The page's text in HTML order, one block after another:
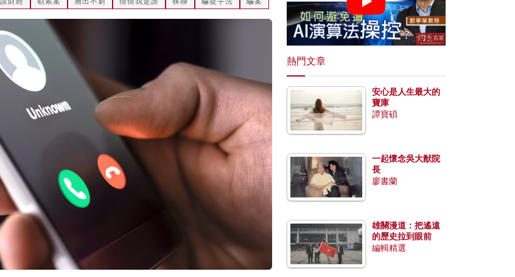
熱門文章
安心是人生最大的
寶庫
譚寶碩
一起懷念吳大猷院
長
廖書蘭
雄關漫道：把遙遠
的歷史拉到眼前
編輯精選